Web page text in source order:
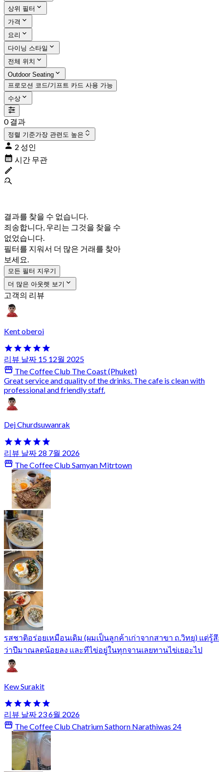
상위 필터
가격
요리
다이닝 스타일
전체 위치
Outdoor Seating
프로모션 코드/기프트 카드 사용 가능
수상
0 결과
정렬 기준가장 관련도 높은
2 성인
시간 무관
결과를 찾을 수 없습니다.
죄송합니다, 우리는 그것을 찾을 수
없었습니다.
필터를 지워서 더 많은 거래를 찾아
보세요.
모든 필터 지우기
더 많은 아웃렛 보기
고객의 리뷰
Kent oberoi
리뷰 날짜 15 12월 2025
The Coffee Club The Coast (Phuket)
Great service and quality of the drinks. The cafe is clean with
professional and friendly staff.
Dej Churdsuwanrak
리뷰 날짜 28 7월 2026
The Coffee Club Samyan Mitrtown
รสชาติอร่อยเหมือนเดิม (ผมเป็นลูกค้าเก่าจากสาขา ถ.วิทยุ) แต่รู้
ว่าปีมาณลดน้อยลง และทีไข่อยู่ในทุกจานเลยทานไข่เยอะไป
Kew Surakit
리뷰 날짜 23 6월 2026
The Coffee Club Chatrium Sathorn Narathiwas 24